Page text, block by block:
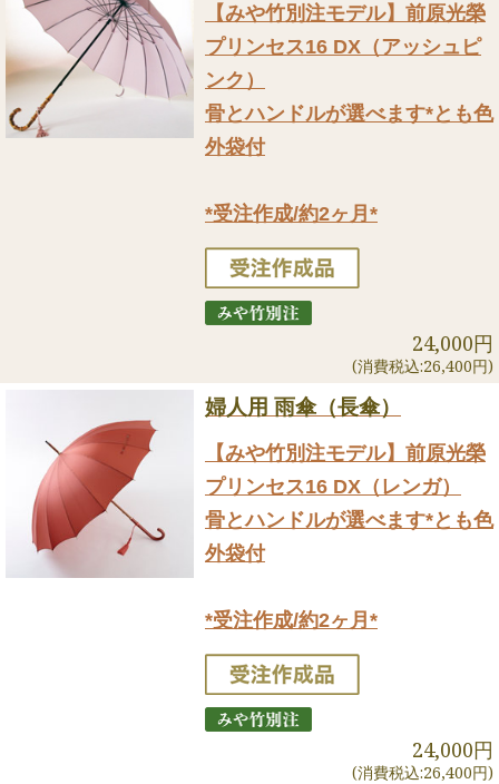
【みや竹別注モデル】前原光榮
プリンセス16 DX（アッシュピ
ンク）
骨とハンドルが選べます*とも色
外袋付
*受注作成/約2ヶ月*
24,000円
(消費税込:26,400円)
婦人用 雨傘（長傘）
【みや竹別注モデル】前原光榮
プリンセス16 DX（レンガ）
骨とハンドルが選べます*とも色
外袋付
*受注作成/約2ヶ月*
24,000円
(消費税込:26,400円)